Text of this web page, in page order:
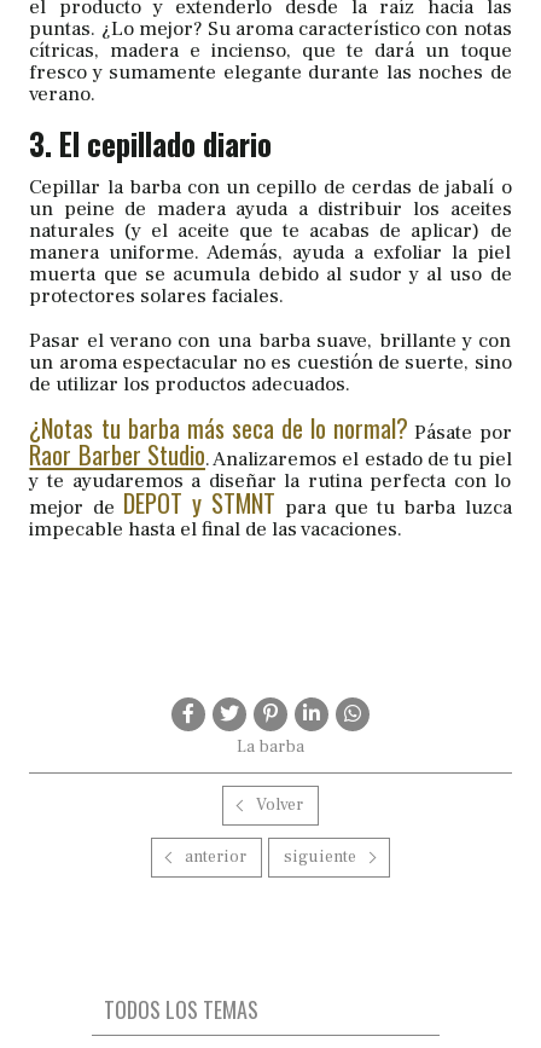
el producto y extenderlo desde la raíz hacia las
puntas. ¿Lo mejor? Su aroma característico con notas
cítricas, madera e incienso, que te dará un toque
fresco y sumamente elegante durante las noches de
verano.
3. El cepillado diario
Cepillar la barba con un cepillo de cerdas de jabalí o
un peine de madera ayuda a distribuir los aceites
naturales (y el aceite que te acabas de aplicar) de
manera uniforme. Además, ayuda a exfoliar la piel
muerta que se acumula debido al sudor y al uso de
protectores solares faciales.
Pasar el verano con una barba suave, brillante y con
un aroma espectacular no es cuestión de suerte, sino
de utilizar los productos adecuados.
¿Notas tu barba más seca de lo normal? Pásate por
Raor Barber Studio. Analizaremos el estado de tu piel
y te ayudaremos a diseñar la rutina perfecta con lo
mejor de DEPOT y STMNT para que tu barba luzca
impecable hasta el final de las vacaciones.
La barba
Volver
anterior siguiente
TODOS LOS TEMAS